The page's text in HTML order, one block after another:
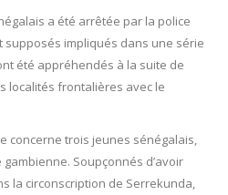
a été arrêtée par la police
supposés impliqués dans une série
été appréhendés à la suite de
localités frontalières avec le
concerne trois jeunes sénégalais,
Soupçonnés d’avoir
la circonscription de Serrekunda,